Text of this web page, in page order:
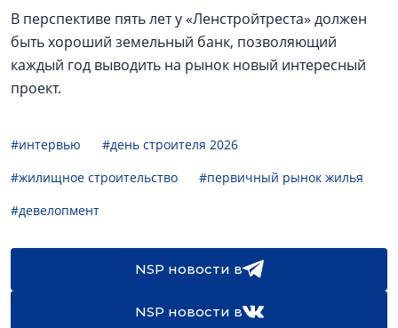
В перспективе пять лет у «Ленстройтреста» должен
быть хороший земельный банк, позволяющий
каждый год выводить на рынок новый интересный
проект.
#интервью
#день строителя 2026
#жилищное строительство
#первичный рынок жилья
#девелопмент
NSP новости в
NSP новости в